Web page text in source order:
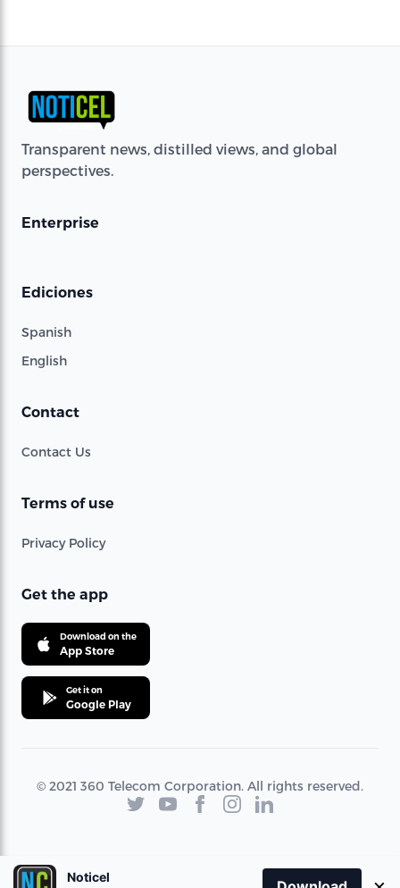
Transparent news, distilled views, and global
perspectives.
Enterprise
Ediciones
Spanish
English
Contact
Contact Us
Terms of use
Privacy Policy
Get the app
Download on the
App Store
Get it on
Google Play
© 2021 360 Telecom Corporation. All rights reserved.
Noticel